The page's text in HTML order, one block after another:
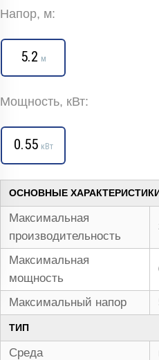
Напор, м:
5.2 м
Мощность, кВт:
0.55 кВт
ОСНОВНЫЕ
Максимальная
производительность
Максимальная
мощность
Максимальный напор
ТИП
Среда